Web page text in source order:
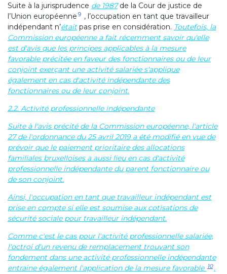
Suite à la jurisprudence de 1987de la Cour de justice de
l’Union européenne 9 , l’occupation en tant que travailleur
indépendant n’étaitpas prise en considération. Toutefois, la
Commission européenne a fait récemment savoir qu'elle
est d'avis que les principes applicables à la mesure
favorable précitée en faveur des fonctionnaires ou de leur
conjoint exerçant une activité salariée s'applique
également en cas d'activité indépendante des
fonctionnaires ou de leur conjoint.
2.2. Activité professionnelle indépendante
Suite à l'avis précité de la Commission européenne, l'article
27 de l'ordonnance du 25 avril 2019 a été modifié en vue de
prévoir que le paiement prioritaire des allocations
familiales bruxelloises a aussi lieu en cas d'activité
professionnelle indépendante du parent fonctionnaire ou
de son conjoint.
Ainsi, l'occupation en tant que travailleur indépendant est
prise en compte si elle est soumise aux cotisations de
sécurité sociale pour travailleur indépendant.
Comme c'est le cas pour l'activité professionnelle salariée,
l'octroi d'un revenu de remplacement trouvant son
fondement dans une activité professionnelle indépendante
entraine également l'application de la mesure favorable 10 .